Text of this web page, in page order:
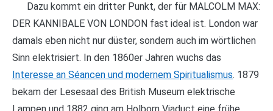
Dazu kommt ein dritter Punkt, der für MALCOLM MAX:
DER KANNIBALE VON LONDON fast ideal ist. London war
damals eben nicht nur düster, sondern auch im wörtlichen
Sinn elektrisiert. In den 1860er Jahren wuchs das
Interesse an Séancen und modernem Spiritualismus. 1879
bekam der Lesesaal des British Museum elektrische